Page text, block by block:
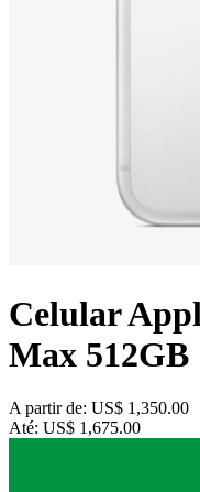
Celular
Max 512GB
A partir de: US$ 1,350.00
Até: US$ 1,675.00